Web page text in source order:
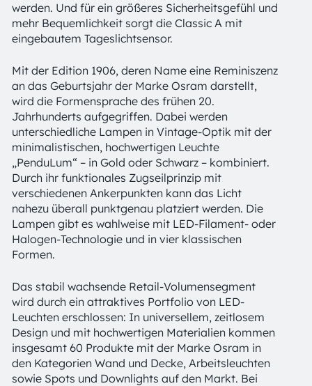
werden. Und für ein größeres Sicherheitsgefühl und
mehr Bequemlichkeit sorgt die Classic A mit
eingebautem Tageslichtsensor.
Mit der Edition 1906, deren Name eine Reminiszenz
an das Geburtsjahr der Marke Osram darstellt,
wird die Formensprache des frühen 20.
Jahrhunderts aufgegriffen. Dabei werden
unterschiedliche Lampen in Vintage-Optik mit der
minimalistischen, hochwertigen Leuchte
„PenduLum“ – in Gold oder Schwarz – kombiniert.
Durch ihr funktionales Zugseilprinzip mit
verschiedenen Ankerpunkten kann das Licht
nahezu überall punktgenau platziert werden. Die
Lampen gibt es wahlweise mit LED-Filament- oder
Halogen-Technologie und in vier klassischen
Formen.
Das stabil wachsende Retail-Volumensegment
wird durch ein attraktives Portfolio von LED-
Leuchten erschlossen: In universellem, zeitlosem
Design und mit hochwertigen Materialien kommen
insgesamt 60 Produkte mit der Marke Osram in
den Kategorien Wand und Decke, Arbeitsleuchten
sowie Spots und Downlights auf den Markt. Bei